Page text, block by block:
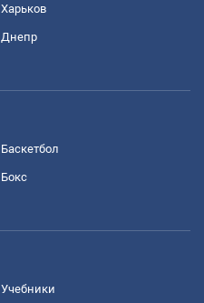
Харьков
Днепр
Баскетбол
Бокс
Учебники